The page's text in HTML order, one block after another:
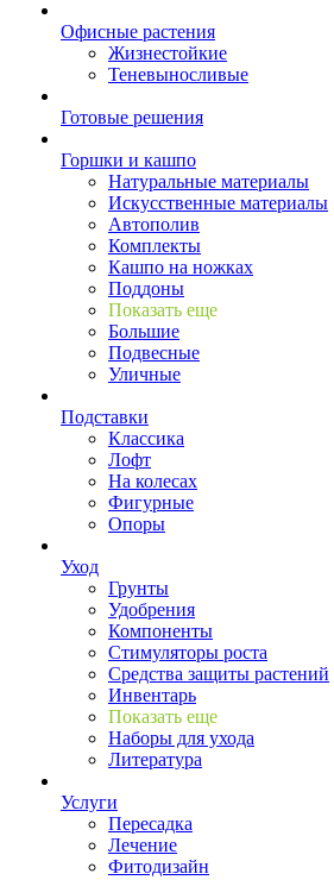
Офисные растения
Жизнестойкие
Теневыносливые
Готовые решения
Горшки и кашпо
Натуральные материалы
Искусственные материалы
Автополив
Комплекты
Кашпо на ножках
Поддоны
Показать еще
Большие
Подвесные
Уличные
Подставки
Классика
Лофт
На колесах
Фигурные
Опоры
Уход
Грунты
Удобрения
Компоненты
Стимуляторы роста
Средства защиты растений
Инвентарь
Показать еще
Наборы для ухода
Литература
Услуги
Пересадка
Лечение
Фитодизайн